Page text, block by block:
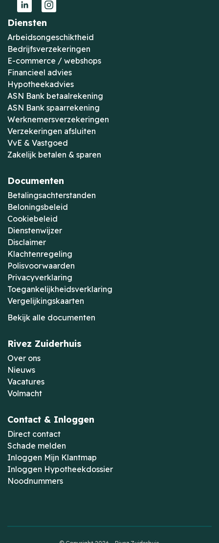
Diensten
Arbeidsongeschiktheid
Bedrijfsverzekeringen
E-commerce / webshops
Financieel advies
Hypotheekadvies
ASN Bank betaalrekening
ASN Bank spaarrekening
Werknemersverzekeringen
Verzekeringen afsluiten
VvE & Vastgoed
Zakelijk betalen & sparen
Documenten
Betalingsachterstanden
Beloningsbeleid
Cookiebeleid
Dienstenwijzer
Disclaimer
Klachtenregeling
Polisvoorwaarden
Privacyverklaring
Toegankelijkheidsverklaring
Vergelijkingskaarten
Bekijk alle documenten
Rivez Zuiderhuis
Over ons
Nieuws
Vacatures
Volmacht
Contact & Inloggen
Direct contact
Schade melden
Inloggen Mijn Klantmap
Inloggen Hypotheekdossier
Noodnummers